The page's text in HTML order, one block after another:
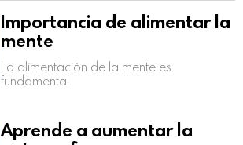
Importancia de alimentar la
mente
La alimentación de la mente es
fundamental
Aprende a aumentar la